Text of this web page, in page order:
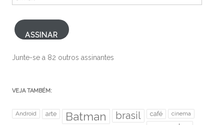
mail
ASSINAR
Junte-se a 82 outros assinantes
VEJA TAMBÉM:
Android arte Batman brasil café cinema